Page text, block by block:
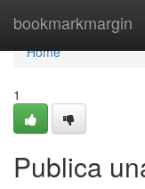
bookmarkmargin
Home
Home
1
Publica